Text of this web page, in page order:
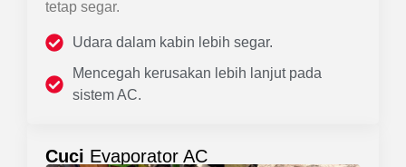
tetap segar.
Udara dalam kabin lebih segar.
Mencegah kerusakan lebih lanjut pada
sistem AC.
Cuci Evaporator AC